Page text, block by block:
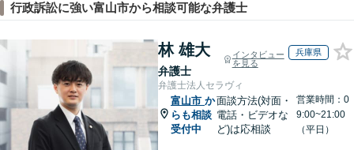
行政訴訟に強い富山市から相談可能な弁護士
林 雄大
弁護士
インタビュー
を見る
兵庫県
弁護士法人セラヴィ
富山市 か
らも相談
受付中
面談方法(対面・
電話・ビデオな
ど)は応相談
営業時間：0
9:00~21:00
（平日）